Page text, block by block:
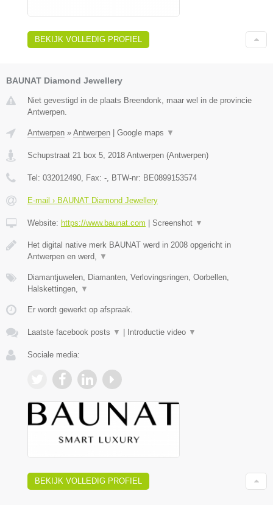
BEKIJK VOLLEDIG PROFIEL
BAUNAT Diamond Jewellery
Niet gevestigd in de plaats Breendonk, maar wel in de provincie
Antwerpen.
Antwerpen » Antwerpen Google maps ▼
Schupstraat 21 box 5, 2018 Antwerpen (Antwerpen)
Tel: 032012490, Fax: -, BTW-nr: BE0899153574
E-mail › BAUNAT Diamond Jewellery
Website: https://www.baunat.com Screenshot ▼
Het digital native merk BAUNAT werd in 2008 opgericht in
Antwerpen en werd, ▼
Diamantjuwelen, Diamanten, Verlovingsringen, Oorbellen,
Halskettingen, ▼
Er wordt gewerkt op afspraak.
Laatste facebook posts ▼ Introductie video ▼
Sociale media:
BEKIJK VOLLEDIG PROFIEL